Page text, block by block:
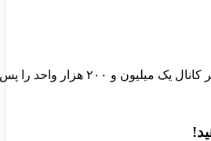
حقیقی‌ها به بازار سهام در آستانه یک همتی شدن است.